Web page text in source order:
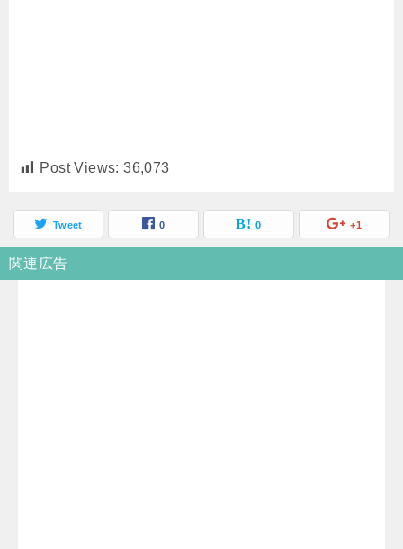
Post Views: 36,073
Tweet 0 0 +1
関連広告